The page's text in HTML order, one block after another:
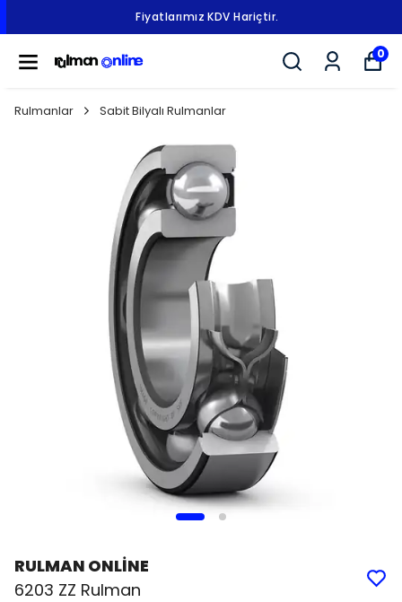
Fiyatlarımız KDV Hariçtir.
0
Rulmanlar Sabit Bilyalı Rulmanlar
RULMAN ONLİNE
6203 ZZ Rulman